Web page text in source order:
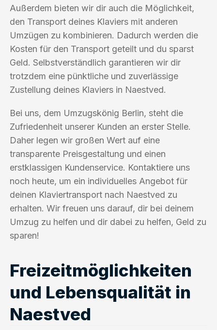
Außerdem bieten wir dir auch die Möglichkeit,
den Transport deines Klaviers mit anderen
Umzügen zu kombinieren. Dadurch werden die
Kosten für den Transport geteilt und du sparst
Geld. Selbstverständlich garantieren wir dir
trotzdem eine pünktliche und zuverlässige
Zustellung deines Klaviers in Naestved.
Bei uns, dem Umzugskönig Berlin, steht die
Zufriedenheit unserer Kunden an erster Stelle.
Daher legen wir großen Wert auf eine
transparente Preisgestaltung und einen
erstklassigen Kundenservice. Kontaktiere uns
noch heute, um ein individuelles Angebot für
deinen Klaviertransport nach Naestved zu
erhalten. Wir freuen uns darauf, dir bei deinem
Umzug zu helfen und dir dabei zu helfen, Geld zu
sparen!
Freizeitmöglichkeiten
und Lebensqualität in
Naestved